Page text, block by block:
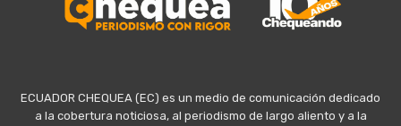
ECUADOR CHEQUEA (EC) es un medio de comunicación dedicado
a la cobertura noticiosa, al periodismo de largo aliento y a la